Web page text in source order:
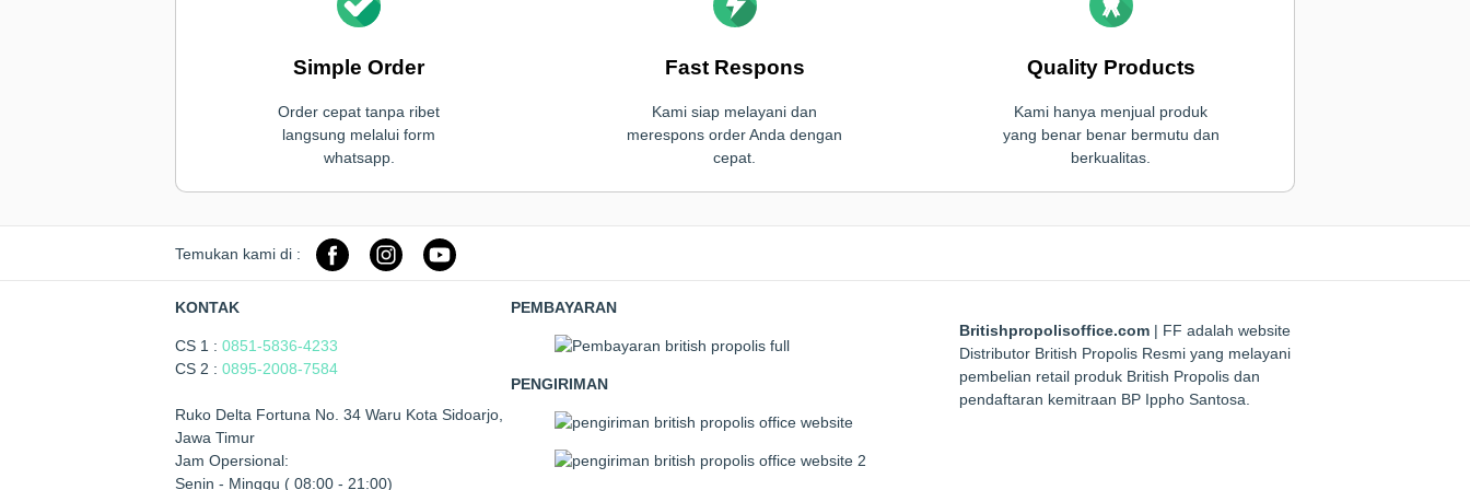
Simple Order
Order cepat tanpa ribet
langsung melalui form
whatsapp.
Fast Respons
Kami siap melayani dan
merespons order Anda dengan
cepat.
Quality Products
Kami hanya menjual produk
yang benar benar bermutu dan
berkualitas.
Temukan kami di :
KONTAK
CS 1 : 0851-5836-4233
CS 2 : 0895-2008-7584
Ruko Delta Fortuna No. 34 Waru Kota Sidoarjo,
Jawa Timur
Jam Opersional:
Senin - Minggu ( 08:00 - 21:00)
PEMBAYARAN
PENGIRIMAN
Britishpropolisoffice.com| FF adalah website
Distributor British Propolis Resmi yang melayani
pembelian retail produk British Propolis dan
pendaftaran kemitraan BP Ippho Santosa.